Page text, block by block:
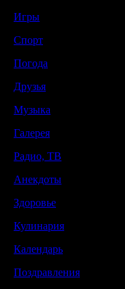
Игры
Спорт
Погода
Друзья
Музыка
Галерея
Радио, ТВ
Анекдоты
Здоровье
Кулинария
Календарь
Поздравления